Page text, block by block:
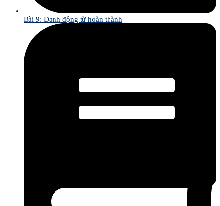
Bài 9: Danh động từ hoàn thành